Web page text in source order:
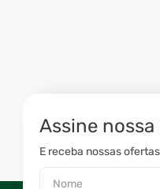
Assine
E receba nossas